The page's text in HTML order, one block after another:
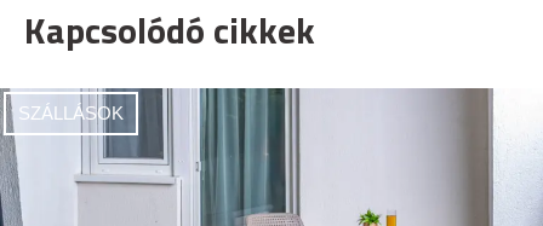
Kapcsolódó cikkek
SZÁLLÁSOK